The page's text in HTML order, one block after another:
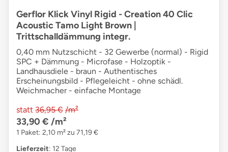
Gerflor Klick Vinyl Rigid - Creation 40 Clic
Acoustic Tamo Light Brown |
Trittschalldämmung integr.
0,40 mm Nutzschicht - 32 Gewerbe (normal) - Rigid
SPC + Dämmung - Microfase - Holzoptik -
Landhausdiele - braun - Authentisches
Erscheinungsbild - Pflegeleicht - ohne schädl.
Weichmacher - einfache Montage
statt 36,95 € /m²
33,90 € /m²
1 Paket: 2,10 m² zu 71,19 €
Lieferzeit: 12 Tage